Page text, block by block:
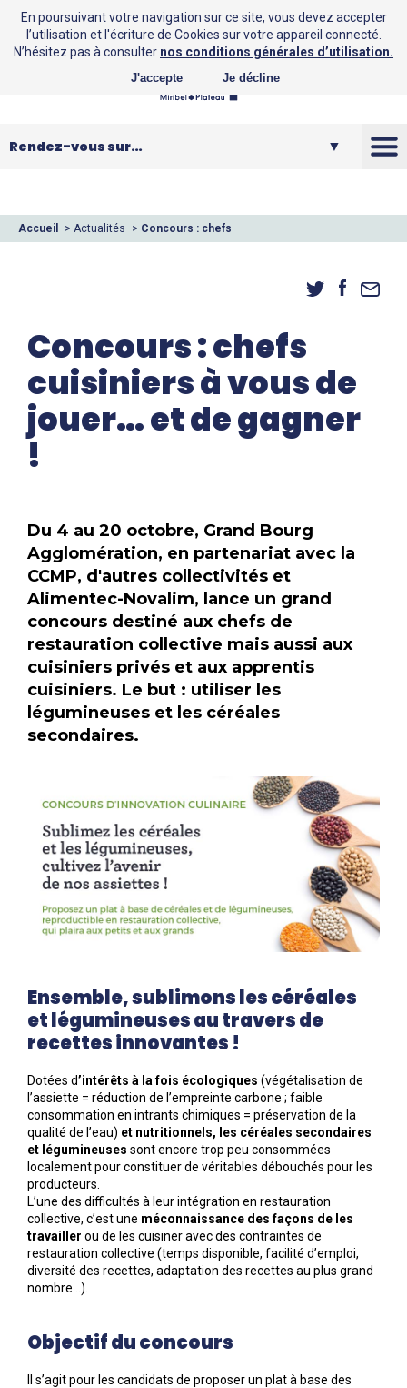
Vos loisirs
Accueil > Actualités > Concours : chefs
Concours : chefs
cuisiniers à vous de
jouer… et de gagner
!
Du 4 au 20 octobre, Grand Bourg
Agglomération, en partenariat avec la
CCMP, d'autres collectivités et
Alimentec-Novalim, lance un grand
concours destiné aux chefs de
restauration collective mais aussi aux
cuisiniers privés et aux apprentis
cuisiniers. Le but : utiliser les
légumineuses et les céréales
secondaires.
Ensemble, sublimons les céréales
et légumineuses au travers de
recettes innovantes !
Dotées d’intérêts à la fois écologiques (végétalisation de
l’assiette = réduction de l’empreinte carbone ; faible
consommation en intrants chimiques = préservation de la
qualité de l’eau) et nutritionnels, les céréales secondaires
et légumineuses sont encore trop peu consommées
localement pour constituer de véritables débouchés pour les
producteurs.
L’une des difficultés à leur intégration en restauration
collective, c’est une méconnaissance des façons de les
travailler ou de les cuisiner avec des contraintes de
restauration collective (temps disponible, facilité d’emploi,
diversité des recettes, adaptation des recettes au plus grand
nombre…).
Objectif du concours
Il s’agit pour les candidats de proposer un plat à base des
En poursuivant votre navigation sur ce site, vous devez accepter
l’utilisation et l'écriture de Cookies sur votre appareil connecté.
N’hésitez pas à consulter nos conditions générales d’utilisation.
J'accepte Je décline